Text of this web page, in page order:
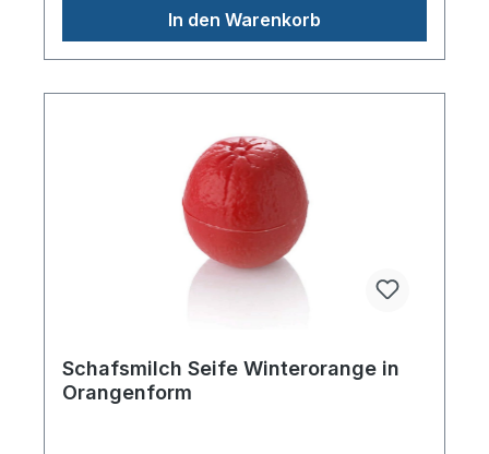
In den Warenkorb
Schafsmilch Seife Winterorange in
Orangenform